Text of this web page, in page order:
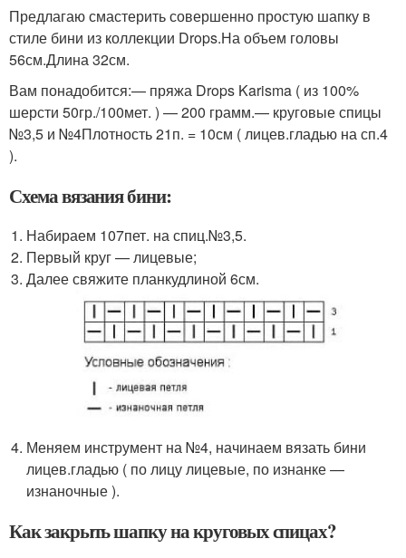
Предлагаю смастерить совершенно простую шапку в
стиле бини из коллекции Drops.На объем головы
56см.Длина 32см.
Вам понадобится:— пряжа Drops Karisma ( из 100%
шерсти 50гр./100мет. ) — 200 грамм.— круговые спицы
№3,5 и №4Плотность 21п. = 10см ( лицев.гладью на сп.4
).
Схема вязания бини:
Набираем 107пет. на спиц.№3,5.
Первый круг — лицевые;
Далее свяжите планкудлиной 6см.
Меняем инструмент на №4, начинаем вязать бини
лицев.гладью ( по лицу лицевые, по изнанке —
изнаночные ).
Как закрыть шапку на круговых спицах?